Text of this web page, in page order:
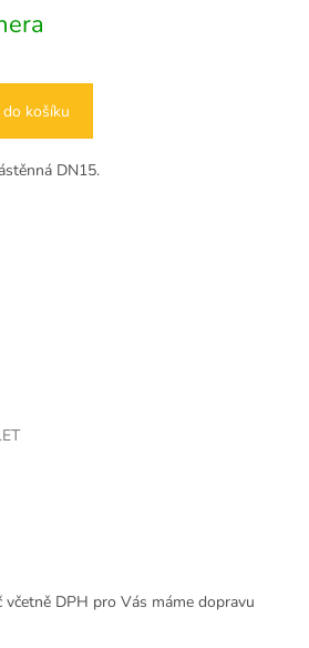
košíku
DN15.
DPH pro Vás máme dopravu